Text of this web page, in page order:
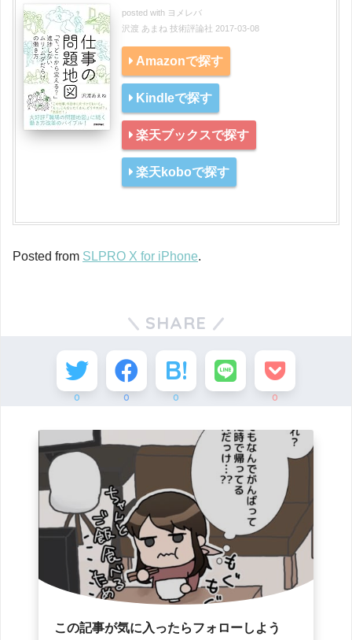
posted with ヨメレバ
沢渡 あまね 技術評論社 2017-03-08
Amazonで探す
Kindleで探す
楽天ブックスで探す
楽天koboで探す
Posted from SLPRO X for iPhone.
SHARE
0 0 0 0
この記事が気に入ったらフォローしよう